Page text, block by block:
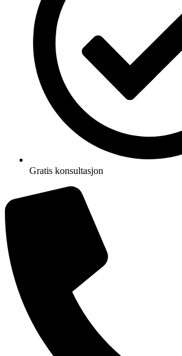
Gratis konsultasjon